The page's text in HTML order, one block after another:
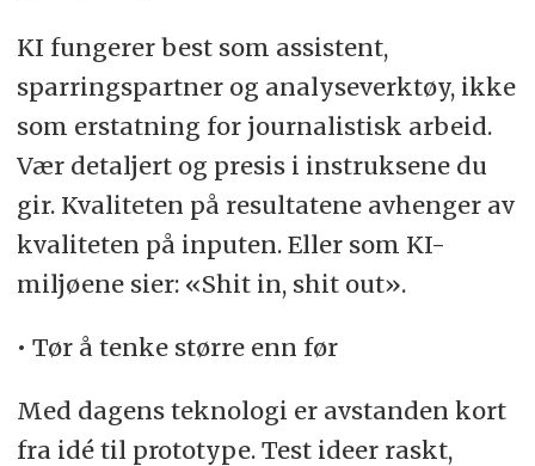
KI fungerer best som assistent,
sparringspartner og analyseverktøy, ikke
som erstatning for journalistisk arbeid.
Vær detaljert og presis i instruksene du
gir. Kvaliteten på resultatene avhenger av
kvaliteten på inputen. Eller som KI-
miljøene sier: «Shit in, shit out».
• Tør å tenke større enn før
Med dagens teknologi er avstanden kort
fra idé til prototype. Test ideer raskt,